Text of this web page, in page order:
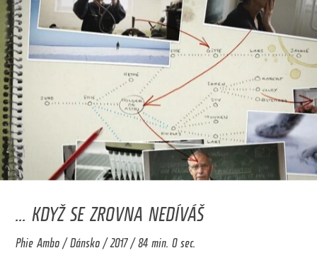
... KDYŽ SE ZROVNA NEDÍVÁŠ
Phie Ambo / Dánsko / 2017 / 84 min. 0 sec.